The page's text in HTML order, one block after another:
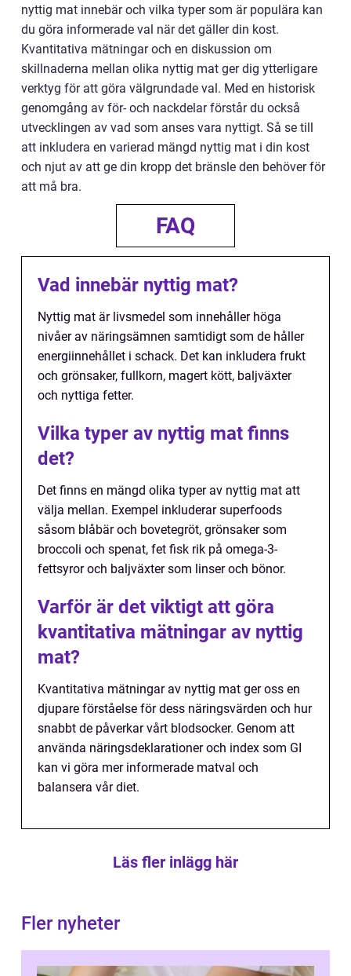
nyttig mat innebär och vilka typer som är populära kan
du göra informerade val när det gäller din kost.
Kvantitativa mätningar och en diskussion om
skillnaderna mellan olika nyttig mat ger dig ytterligare
verktyg för att göra välgrundade val. Med en historisk
genomgång av för- och nackdelar förstår du också
utvecklingen av vad som anses vara nyttigt. Så se till
att inkludera en varierad mängd nyttig mat i din kost
och njut av att ge din kropp det bränsle den behöver för
att må bra.
FAQ
Vad innebär nyttig mat?
Nyttig mat är livsmedel som innehåller höga
nivåer av näringsämnen samtidigt som de håller
energiinnehållet i schack. Det kan inkludera frukt
och grönsaker, fullkorn, magert kött, baljväxter
och nyttiga fetter.
Vilka typer av nyttig mat finns
det?
Det finns en mängd olika typer av nyttig mat att
välja mellan. Exempel inkluderar superfoods
såsom blåbär och bovetegröt, grönsaker som
broccoli och spenat, fet fisk rik på omega-3-
fettsyror och baljväxter som linser och bönor.
Varför är det viktigt att göra
kvantitativa mätningar av nyttig
mat?
Kvantitativa mätningar av nyttig mat ger oss en
djupare förståelse för dess näringsvärden och hur
snabbt de påverkar vårt blodsocker. Genom att
använda näringsdeklarationer och index som GI
kan vi göra mer informerade matval och
balansera vår diet.
Läs fler inlägg här
Fler nyheter